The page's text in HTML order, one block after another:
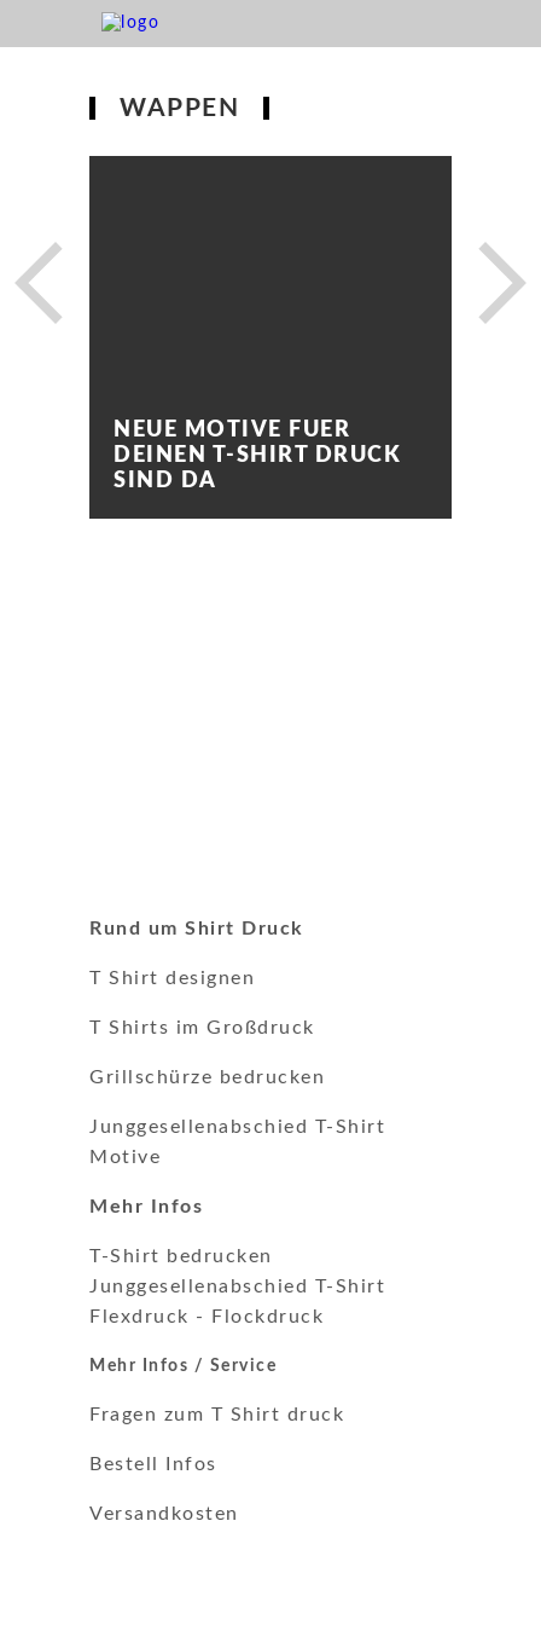
WAPPEN
NEUE MOTIVE FUER
DEINEN T-SHIRT DRUCK
SIND DA
Rund um Shirt Druck
T Shirt designen
T Shirts im Großdruck
Grillschürze bedrucken
Junggesellenabschied T-Shirt
Motive
Mehr Infos
T-Shirt bedrucken
Junggesellenabschied T-Shirt
Flexdruck - Flockdruck
Mehr Infos / Service
Fragen zum T Shirt druck
Bestell Infos
Versandkosten